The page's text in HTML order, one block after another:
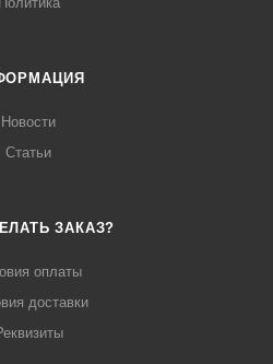
Новости
Статьи
ЗАКАЗ?
оплаты
доставки